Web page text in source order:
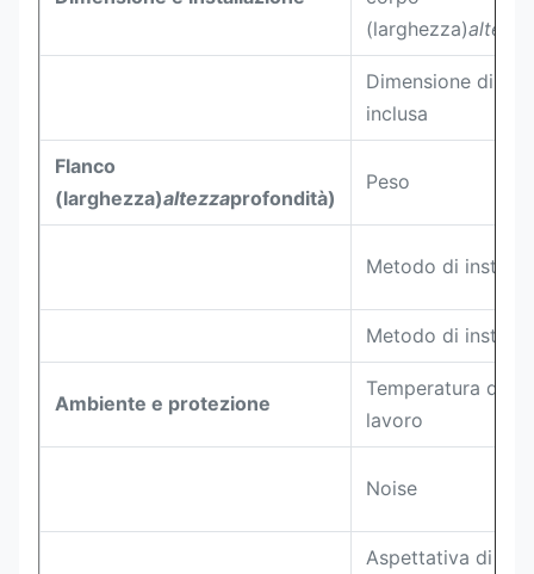
(larghezza)altezza
Dimensione di
inclusa
Flanco
(larghezza)altezzaprofondità)
Peso
Metodo di
Metodo di
Ambiente e protezione
Temperatura
lavoro
Noise
Aspettativa di vita